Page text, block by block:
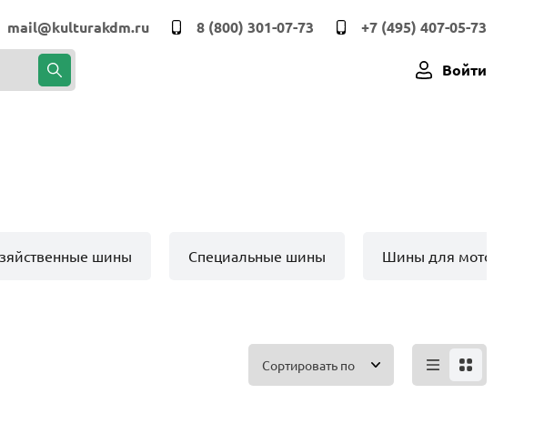
+7 (495) 407-05-73
8 (800) 301-07-73
mail@kulturakdm.ru
Войти
шины Специальные шины Шины для мото
Сортировать по